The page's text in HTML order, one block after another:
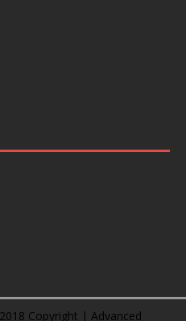
Copyright | Advanced